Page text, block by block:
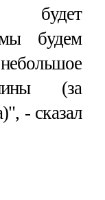
будет
мы будем
(за
- сказал